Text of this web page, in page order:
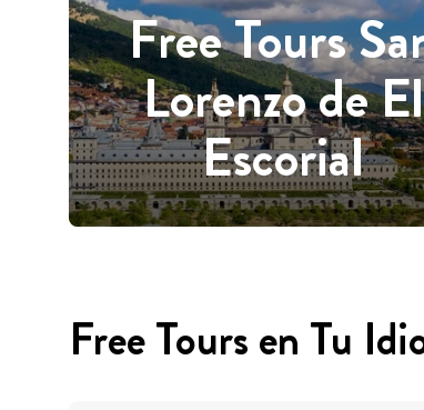
Free Tours
Lorenzo de El
Escorial
Free Tours en Tu